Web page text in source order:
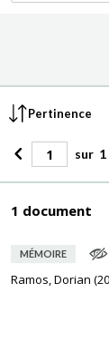
sur 1
1 document
MÉMOIRE
Ramos, Dorian (